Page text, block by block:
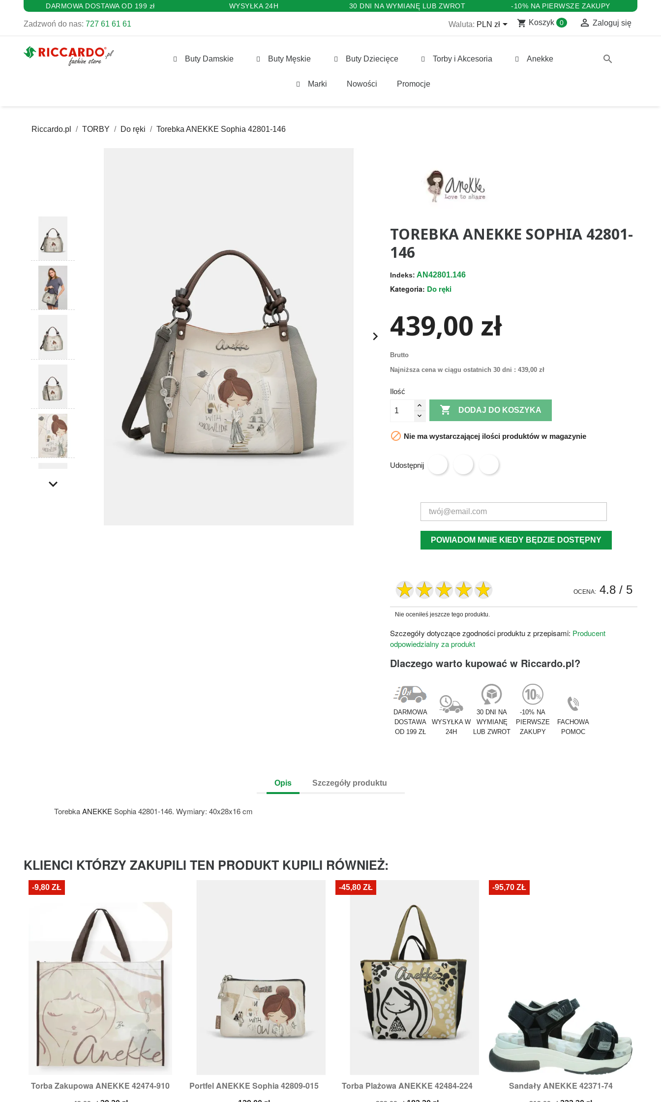
DARMOWA DOSTAWA OD 199 zł WYSYŁKA 24H 30 DNI NA WYMIANĘ LUB ZWROT -10% NA PIERWSZE ZAKUPY
Zadzwoń do nas: 727 61 61 61 Waluta: PLN zł shopping_cart Koszyk 0  Zaloguj się
Buty Damskie Buty Męskie Buty Dziecięce Torby i Akcesoria Anekke
Marki Nowości Promocje
search
Riccardo.pl TORBY Do ręki Torebka ANEKKE Sophia 42801-146

TOREBKA ANEKKE SOPHIA 42801-
146
Indeks: AN42801.146
Kategoria: Do ręki
439,00 zł
Brutto
Najniższa cena w ciągu ostatnich 30 dni : 439,00 zł
Ilość
 DODAJ DO KOSZYKA
 Nie ma wystarczającej ilości produktów w magazynie
Udostępnij
POWIADOM MNIE KIEDY BĘDZIE DOSTĘPNY
OCENA: 4.8/ 5
Nie oceniłeś jeszcze tego produktu.
Szczegóły dotyczące zgodności produktu z przepisami: Producent
odpowiedzialny za produkt
Dlaczego warto kupować w Riccardo.pl?
DARMOWA
DOSTAWA
OD 199 ZŁ
WYSYŁKA W
24H
30 DNI NA
WYMIANĘ
LUB ZWROT
-10% NA
PIERWSZE
ZAKUPY
FACHOWA
POMOC
Opis Szczegóły produktu
TorebkaANEKKE Sophia 42801-146. Wymiary: 40x28x16 cm
KLIENCI KTÓRZY ZAKUPILI TEN PRODUKT KUPILI RÓWNIEŻ:
Torba Zakupowa ANEKKE 42474-910
Szybki podgląd
-9,80 ZŁ
Portfel ANEKKE Sophia 42809-015
Szybki podgląd Torba Plażowa ANEKKE 42484-224
Szybki podgląd
-45,80 ZŁ
Sandały ANEKKE 42371-74
Szybki podgląd
-95,70 ZŁ